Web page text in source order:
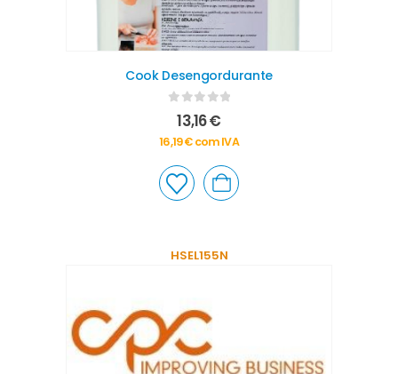
Cook Desengordurante
out of 5
13,16€
16,19€com IVA
HSEL155N